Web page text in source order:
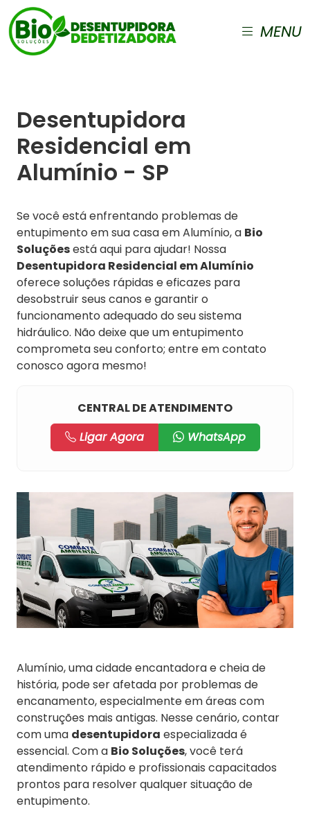
MENU
Desentupidora
Residencial em
Alumínio - SP
Se você está enfrentando problemas de
entupimento em sua casa em Alumínio, a Bio
Soluçõesestá aqui para ajudar! Nossa
Desentupidora Residencial em Alumínio
oferece soluções rápidas e eficazes para
desobstruir seus canos e garantir o
funcionamento adequado do seu sistema
hidráulico. Não deixe que um entupimento
comprometa seu conforto; entre em contato
conosco agora mesmo!
CENTRAL DE ATENDIMENTO
Ligar Agora
WhatsApp
Alumínio, uma cidade encantadora e cheia de
história, pode ser afetada por problemas de
encanamento, especialmente em áreas com
construções mais antigas. Nesse cenário, contar
com uma desentupidora especializada é
essencial. Com a Bio Soluções, você terá
atendimento rápido e profissionais capacitados
prontos para resolver qualquer situação de
entupimento.